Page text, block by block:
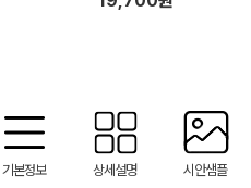
기본정보 상세설명 시안샘플